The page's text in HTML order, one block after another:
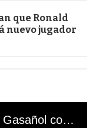
que Ronald
nuevo jugador
El mal momento de Yanina Gasañol con un hincha argentino en "Subrayado"